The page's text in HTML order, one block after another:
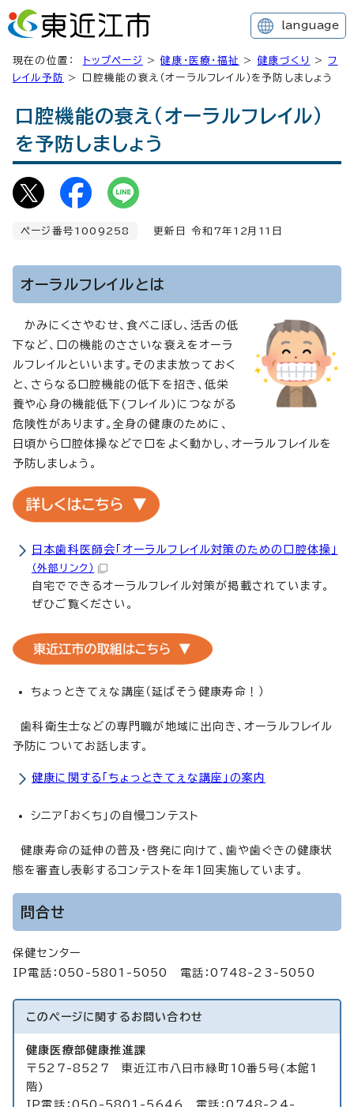
language
現在の位置： トップページ >健康・医療・福祉 > 健康づくり >フ
レイル予防
> 口腔機能の衰え（オーラルフレイル）を予防しましょう
口腔機能の衰え（オーラルフレイル）
を予防しましょう
ページ番号1009258 更新日 令和7年 12月 11 日
オーラルフレイルとは
かみにくさやむせ、食べこぼし、活舌の低
下など、口の機能のささいな衰えをオーラ
ルフレイルといいます。そのまま放っておく
と、さらなる口腔機能の低下を招き、低栄
養や心身の機能低下(フレイル)につながる
危険性があります。全身の健康のために、
日頃から口腔体操などで口をよく動かし、オーラルフレイルを
予防しましょう。
日本歯科医師会「オーラルフレイル対策のための口腔体操」
（外部リンク）
自宅でできるオーラルフレイル対策が掲載されています。
ぜひご覧ください。
ちょっときてぇな講座（延ばそう健康寿命！）
歯科衛生士などの専門職が地域に出向き、オーラルフレイル
予防についてお話します。
健康に関する「ちょっときてぇな講座」の案内
シニア「おくち」の自慢コンテスト
健康寿命の延伸の普及・啓発に向けて、歯や歯ぐきの健康状
態を審査し表彰するコンテストを年1回実施しています。
問合せ
保健センター
IP電話：050-5801-5050 電話：0748-23-5050
このページに関する お問い合わせ
健康医療部健康推進課
〒527-8527 東近江市八日市緑町10番5号(本館1
階)
IP電話：050-5801-5646 電話：0748-24-